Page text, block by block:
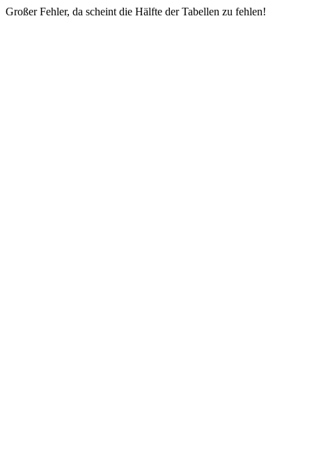
Großer Fehler, da scheint die Hälfte der Tabellen zu fehlen!